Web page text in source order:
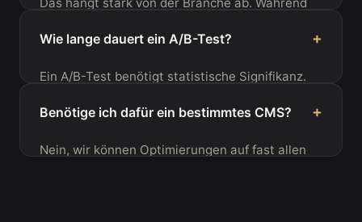
liegen, erreichen optimierte Landingpages im
Conversion Rates von 3% bis 6%. Social-
Recruiting-Funnels liegen oft sogar bei über
Wie lange dauert ein A/B-Test? +
Ein A/B-Test benötigt statistische Signifikanz.
schneller liegt ein Ergebnis vor. In der Regel
Wochentags-Schwankungen auszugleichen und
Benötige ich dafür ein bestimmtes CMS? +
Nein, wir können Optimierungen auf fast allen